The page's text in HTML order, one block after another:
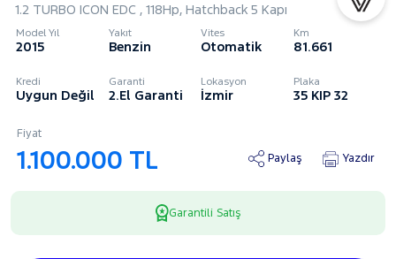
1.2 TURBO ICON EDC , 118Hp, Hatchback 5 Kapı
Model Yıl
2015
Yakıt
Benzin
Vites
Otomatik
Km
81.661
Kredi
Uygun Değil
Garanti
2.El Garanti
Lokasyon
İzmir
Plaka
35 KIP 32
Fiyat
1.100.000 TL Paylaş Yazdır
Garantili Satış